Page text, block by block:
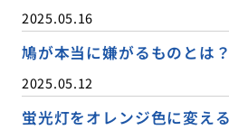
2025.05.16
鳩が本当に嫌がるものとは
2025.05.12
蛍光灯をオレンジ色に変え